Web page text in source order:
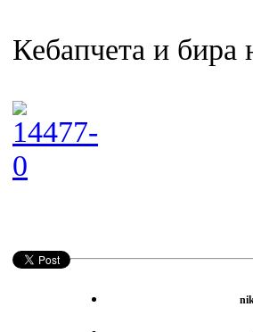
Кебапчета и бира